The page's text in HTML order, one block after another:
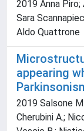
2019 Anna
Sara
Aldo Quattrone
appearing
2019 Salsone
Cherubini A.;